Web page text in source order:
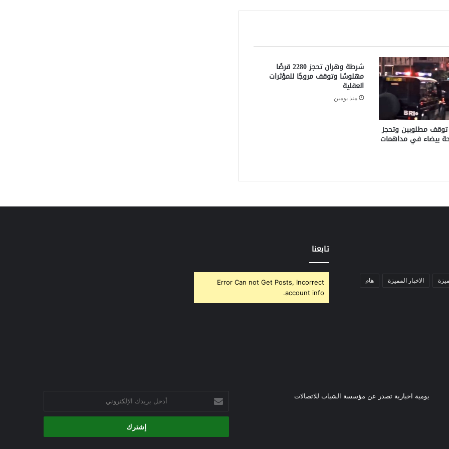
مطلوبين وتحجز
بيضاء في مداهمات
شرطة وهران تحجز 2280 قرصًا
مهلوسًا وتوقف مروجًا للمؤثرات
العقلية
منذ يومين
الاخبار المميزة هام
تابعنا
Error Can not Get Posts, Incorrect
account info.
يومية اخبارية تصدر عن مؤسسة الشباب للاتصالات
بريدك
الإلكتروني